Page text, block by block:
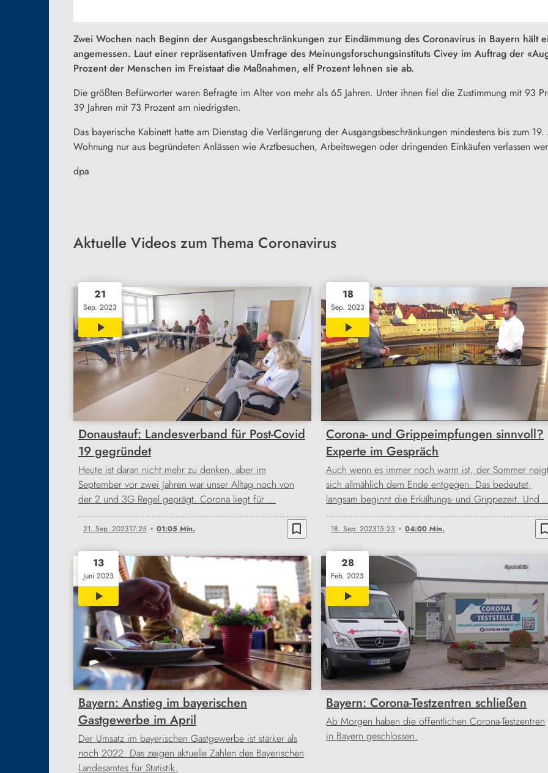
Zwei Wochen nach Beginn der Ausgangsbeschränkungen zur Eindämmung des Coronavirus in Bayern hält
angemessen. Laut einer repräsentativen Umfrage des Meinungsforschungsinstituts Civey im Auftrag der
Prozent der Menschen im Freistaat die Maßnahmen, elf Prozent lehnen sie ab.
Die größten Befürworter waren Befragte im Alter von mehr als 65 Jahren. Unter ihnen fiel die Zustimmung mit 93
39 Jahren mit 73 Prozent am niedrigsten.
Das bayerische Kabinett hatte am Dienstag die Verlängerung der Ausgangsbeschränkungen mindestens bis zum
Wohnung nur aus begründeten Anlässen wie Arztbesuchen, Arbeitswegen oder dringenden Einkäufen verlassen
dpa
Aktuelle Videos zum Thema Coronavirus
21
Sep. 2023
01:05
Donaustauf: Landesverband für Post-Covid
19 gegründet
Heute ist daran nicht mehr zu denken, aber im
September vor zwei Jahren war unser Alltag noch von
der 2 und 3G Regel geprägt. Corona liegt für …
21. Sep. 202317:25 01:05 Min. bookmark_border
18
Sep. 2023
04:00
Corona- und Grippeimpfungen sinnvoll?
Experte im Gespräch
Auch wenn es immer noch warm ist, der Sommer
sich allmählich dem Ende entgegen. Das bedeutet,
langsam beginnt die Erkältungs- und Grippezeit. Und
18. Sep. 202315:23 04:00 Min.
13
Juni 2023
00:36
Bayern: Anstieg im bayerischen
Gastgewerbe im April
Der Umsatz im bayerischen Gastgewerbe ist stärker als
noch 2022. Das zeigen aktuelle Zahlen des Bayerischen
Landesamtes für Statistik.
28
Feb. 2023
00:24
Bayern: Corona-Testzentren schließen
Ab Morgen haben die öffentlichen Corona-Testzentren
in Bayern geschlossen.